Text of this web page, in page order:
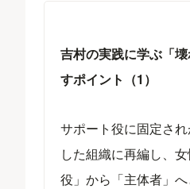
吉村の実践に学ぶ「
すポイント（1）
サポート役に固定さ
した組織に再編し、
役」から「主体者」